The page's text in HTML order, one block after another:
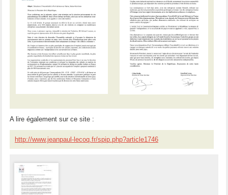
A lire également sur ce site :
http://www.jeanpaul-lecoq.fr/spip.php?article1746